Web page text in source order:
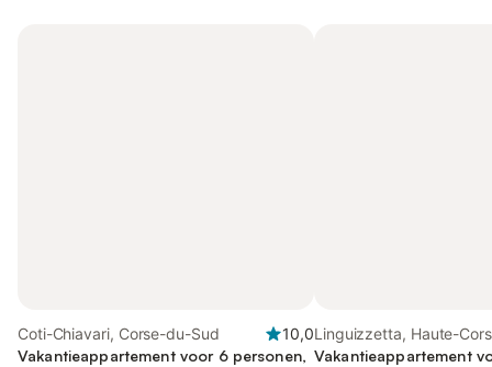
Coti-Chiavari, Corse-du-Sud
10,0
Vakantieappartement voor 6 personen,
Linguizzetta, Haute-
Vakantieappartement